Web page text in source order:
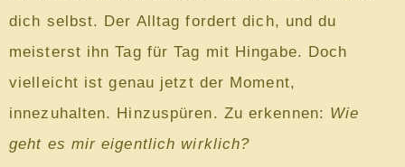
dich selbst. Der Alltag fordert dich, und du
meisterst ihn Tag für Tag mit Hingabe. Doch
vielleicht ist genau jetzt der Moment,
innezuhalten. Hinzuspüren. Zu erkennen: Wie
geht es mir eigentlich wirklich?